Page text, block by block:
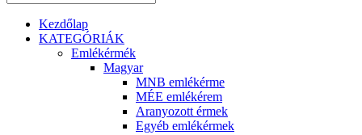
Kezdőlap
KATEGÓRIÁK
Emlékérmék
Magyar
MNB emlékérme
MÉE emlékérem
Aranyozott érmek
Egyéb emlékérmek